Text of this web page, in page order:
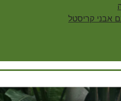
אבני קריסטל